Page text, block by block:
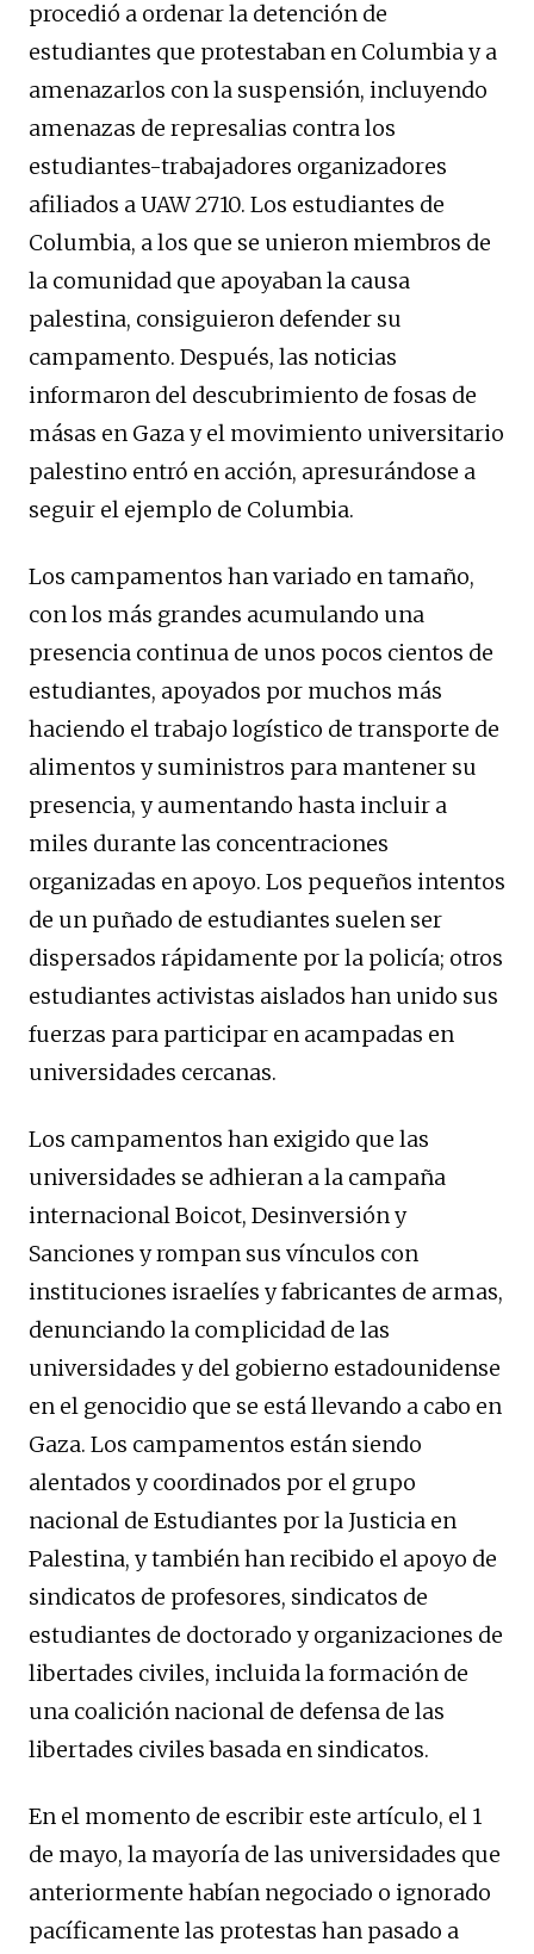
procedió a ordenar la detención de
estudiantes que protestaban en Columbia y a
amenazarlos con la suspensión, incluyendo
amenazas de represalias contra los
estudiantes-trabajadores organizadores
afiliados a UAW 2710. Los estudiantes de
Columbia, a los que se unieron miembros de
la comunidad que apoyaban la causa
palestina, consiguieron defender su
campamento. Después, las noticias
informaron del descubrimiento de fosas de
másas en Gaza y el movimiento universitario
palestino entró en acción, apresurándose a
seguir el ejemplo de Columbia.
Los campamentos han variado en tamaño,
con los más grandes acumulando una
presencia continua de unos pocos cientos de
estudiantes, apoyados por muchos más
haciendo el trabajo logístico de transporte de
alimentos y suministros para mantener su
presencia, y aumentando hasta incluir a
miles durante las concentraciones
organizadas en apoyo. Los pequeños intentos
de un puñado de estudiantes suelen ser
dispersados rápidamente por la policía; otros
estudiantes activistas aislados han unido sus
fuerzas para participar en acampadas en
universidades cercanas.
Los campamentos han exigido que las
universidades se adhieran a la campaña
internacional Boicot, Desinversión y
Sanciones y rompan sus vínculos con
instituciones israelíes y fabricantes de armas,
denunciando la complicidad de las
universidades y del gobierno estadounidense
en el genocidio que se está llevando a cabo en
Gaza. Los campamentos están siendo
alentados y coordinados por el grupo
nacional de Estudiantes por la Justicia en
Palestina, y también han recibido el apoyo de
sindicatos de profesores, sindicatos de
estudiantes de doctorado y organizaciones de
libertades civiles, incluida la formación de
una coalición nacional de defensa de las
libertades civiles basada en sindicatos.
En el momento de escribir este artículo, el 1
de mayo, la mayoría de las universidades que
anteriormente habían negociado o ignorado
pacíficamente las protestas han pasado a